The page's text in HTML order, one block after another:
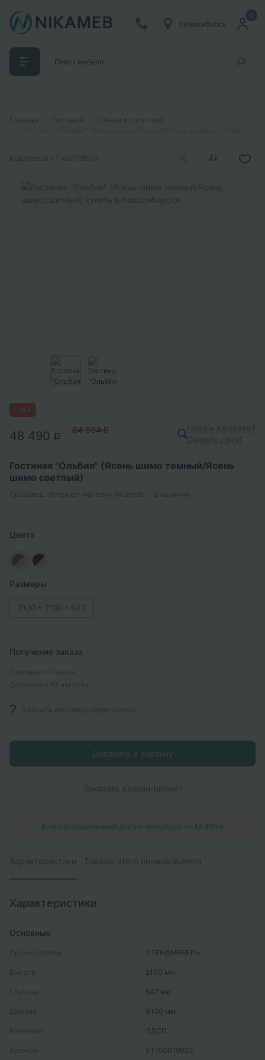
0
Новосибирск
Главная Гостиная
Стенки в гостиную
Код товара УТ-00019933
24 %
48 490 P
64 604 P
Нашли дешевле?
Снизим цену!
Гостиная "Ольбия" (Ясень шимо темный/Ясень
шимо светлый)
Продавец Интернет-магазин Nikameb В наличии
Цвета
Размеры
3130 x 2100 x 542
Получение заказа
Самовывоз завтра
Доставка с 13 августа
Заказать доставку/сборку/замер
Добавить в корзину
Заказать дизайн-проект
Всего 9 предложений других продавцов от 48 490 P
Характеристики Товары этого производителя
Характеристики
Основные
Производитель СТЕНДМЕБЕЛЬ
Высота 2100 мм
Глубина 542 мм
Ширина 3130 мм
Материал ЛДСП
Артикул УТ-00019933